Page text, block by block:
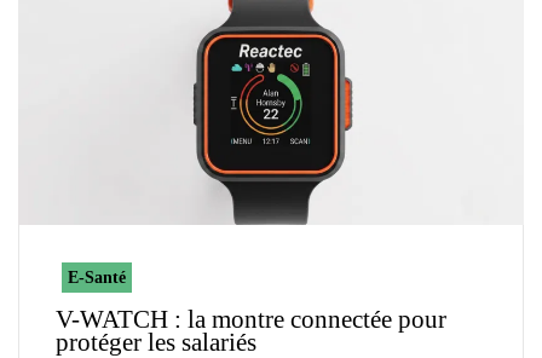
E-Santé
V-WATCH : la montre connectée pour
protéger les salariés